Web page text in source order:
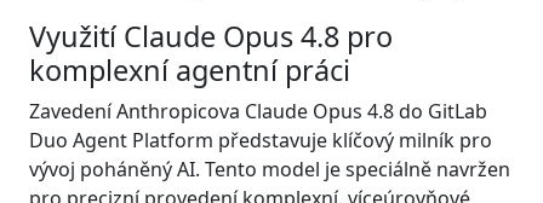
Využití Claude Opus 4.8 pro
komplexní agentní práci
Zavedení Anthropicova Claude Opus 4.8 do GitLab
Duo Agent Platform představuje klíčový milník pro
vývoj poháněný AI. Tento model je speciálně navržen
pro precizní provedení komplexní, víceúrovňové